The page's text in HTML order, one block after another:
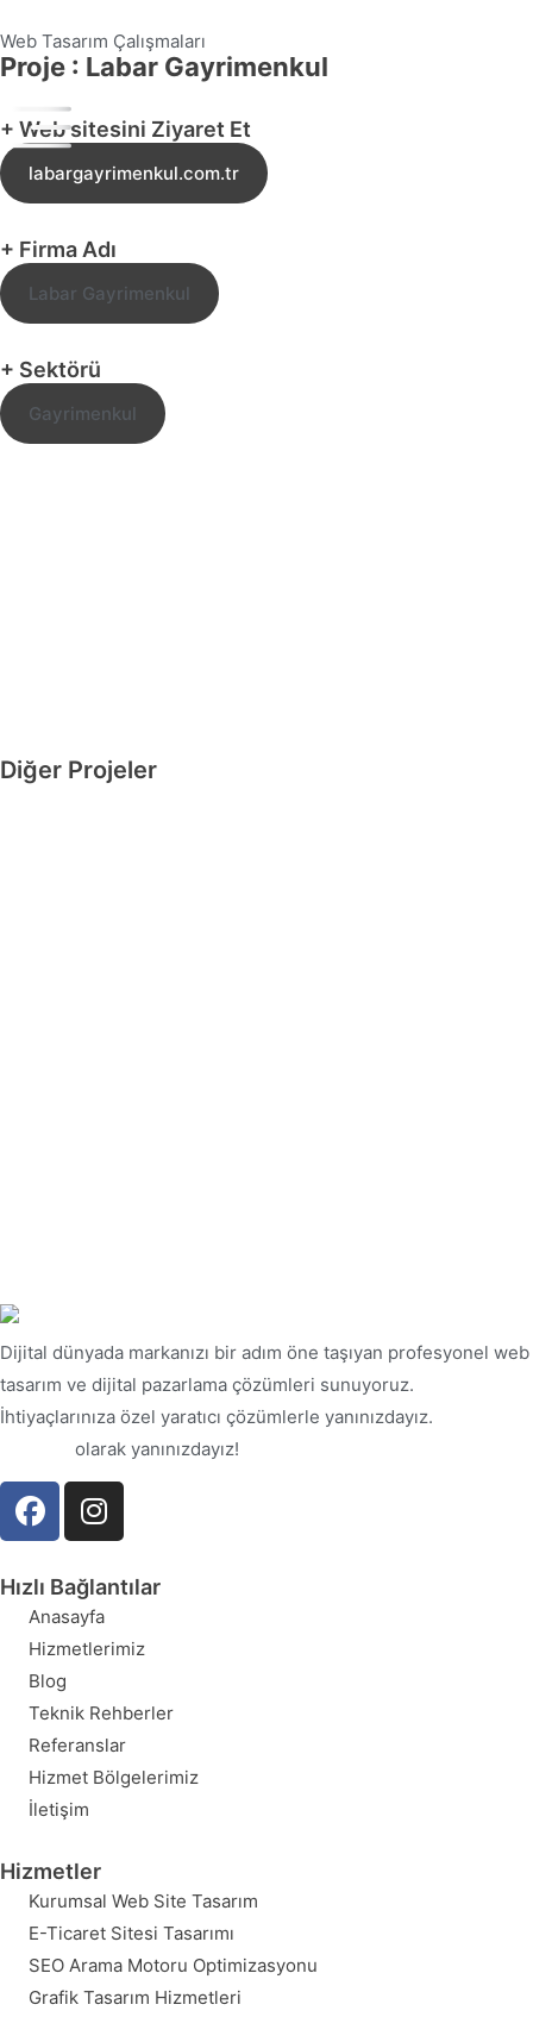
Web Tasarım Çalışmaları
Proje : Labar Gayrimenkul
+ Web sitesini Ziyaret Et
labargayrimenkul.com.tr
+ Firma Adı
Labar Gayrimenkul
+ Sektörü
Gayrimenkul
Diğer Projeler
Dijital dünyada markanızı bir adım öne taşıyan profesyonel web
tasarım ve dijital pazarlama çözümleri sunuyoruz.
İhtiyaçlarınıza özel yaratıcı çözümlerle yanınızdayız.
olarak yanınızdayız!
Hızlı Bağlantılar
Anasayfa
Hizmetlerimiz
Blog
Teknik Rehberler
Referanslar
Hizmet Bölgelerimiz
İletişim
Hizmetler
Kurumsal Web Site Tasarım
E-Ticaret Sitesi Tasarımı
SEO Arama Motoru Optimizasyonu
Grafik Tasarım Hizmetleri